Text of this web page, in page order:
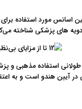
مورد استفاده
های پزشکی شناخته
استفاده مذهبی و
آیین هندو است و به